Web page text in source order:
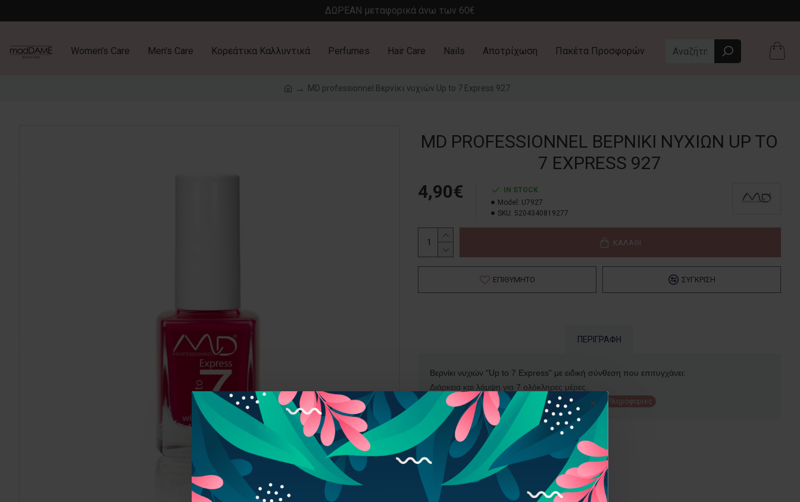
ΔΩΡΕΑΝ μεταφορικά άνω των 60€
Women's Care Men's Care Κορεάτικα Καλλυντικά Perfumes Hair Care Nails Αποτρίχωση Πακέτα Προσφορών
MD professionnel Βερνίκι νυχιών Up to 7 Express 927
MD PROFESSIONNEL ΒΕΡΝΊΚΙ ΝΥΧΙΏΝ UP TO
7 EXPRESS 927
4,90€
IN STOCK
Model: U7927
SKU: 5204340819277
ΚΑΛΆΘΙ
ΕΠΙΘΥΜΗΤΌ ΣΎΓΚΡΙΣΗ
ΠΕΡΙΓΡΑΦΉ
Βερνίκι νυχιών "Up to 7 Express" με ειδική σύνθεση που επιτυγχάνει:
Διάρκεια και λάμψη για 7 ολόκληρες μέρες.
Γρήγορο Στέγνωμα.
Το αποτέλεσμα επιτυγχάνεται μόνο σε συνδυασμό με το top coat "Fast Dry 7-Stay".